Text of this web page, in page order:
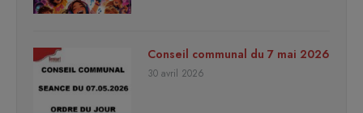
Conseil communal du 7 mai 2026
30 avril 2026